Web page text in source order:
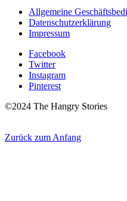
Allgemeine
Datenschutzerklärung
Impressum
Facebook
Twitter
Instagram
Pinterest
©2024 The Hangry Stories
Zurück zum Anfang